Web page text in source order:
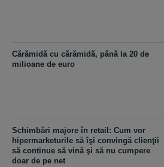
Cărămidă cu cărămidă, până la 20 de
milioane de euro
Schimbări majore în retail: Cum vor
hipermarketurile să îşi convingă clienţii
să continue să vină şi să nu cumpere
doar de pe net